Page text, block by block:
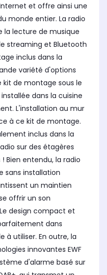
Internet et offre ainsi une
monde entier. La radio
la lecture de musique
streaming et Bluetooth
inclus dans la
variété d'options
kit de montage sous le
dans la cuisine
L'installation au mur
à ce kit de montage.
inclus dans la
sur des étagères
Bien entendu, la radio
sans installation
un maintien
offrir un son
design compact et
dans
à utiliser. En outre, la
innovantes EWF
d'alarme basé sur